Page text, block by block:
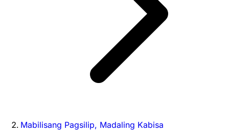
Mabilisang Pagsilip, Madaling Kabisa